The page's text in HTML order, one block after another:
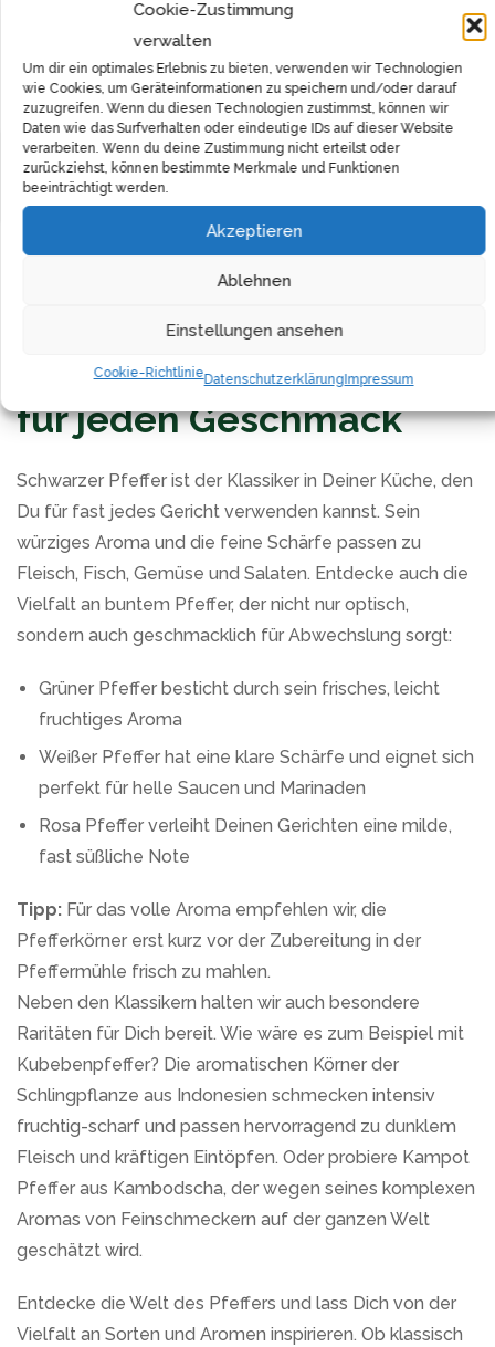
Cookie-Zustimmung
verwalten
Um dir ein optimales Erlebnis zu bieten, verwenden wir Technologien
wie Cookies, um Geräteinformationen zu speichern und/oder darauf
zuzugreifen. Wenn du diesen Technologien zustimmst, können wir
Daten wie das Surfverhalten oder eindeutige IDs auf dieser Website
verarbeiten. Wenn du deine Zustimmung nicht erteilst oder
zurückziehst, können bestimmte Merkmale und Funktionen
beeinträchtigt werden.
Akzeptieren
Ablehnen
Einstellungen ansehen
Cookie-RichtlinieDatenschutzerklärung Impressum
Filter
Grüner Pfeffer
Bunter Pfeffer x –
Entdecke jetzt unsere große Auswahl an Pfeffersorten
und lass dich von den vielfältigen Aromen begeistern.
Mit unserem Pfeffer verleihst du deinen Gerichten eine
ganz besondere Note und sorgst für ein
unvergessliches Geschmackserlebnis. Bestelle
Klassische Pfeffersorten
für jeden Geschmack
Schwarzer Pfeffer ist der Klassiker in Deiner Küche, den
Du für fast jedes Gericht verwenden kannst. Sein
würziges Aroma und die feine Schärfe passen zu
Fleisch, Fisch, Gemüse und Salaten. Entdecke auch die
Vielfalt an buntem Pfeffer, der nicht nur optisch,
sondern auch geschmacklich für Abwechslung sorgt:
Grüner Pfeffer besticht durch sein frisches, leicht
fruchtiges Aroma
Weißer Pfeffer hat eine klare Schärfe und eignet sich
perfekt für helle Saucen und Marinaden
Rosa Pfeffer verleiht Deinen Gerichten eine milde,
fast süßliche Note
Tipp: Für das volle Aroma empfehlen wir, die
Pfefferkörner erst kurz vor der Zubereitung in der
Pfeffermühle frisch zu mahlen.
Neben den Klassikern halten wir auch besondere
Raritäten für Dich bereit. Wie wäre es zum Beispiel mit
Kubebenpfeffer? Die aromatischen Körner der
Schlingpflanze aus Indonesien schmecken intensiv
fruchtig-scharf und passen hervorragend zu dunklem
Fleisch und kräftigen Eintöpfen. Oder probiere Kampot
Pfeffer aus Kambodscha, der wegen seines komplexen
Aromas von Feinschmeckern auf der ganzen Welt
geschätzt wird.
Entdecke die Welt des Pfeffers und lass Dich von der
Vielfalt an Sorten und Aromen inspirieren. Ob klassisch